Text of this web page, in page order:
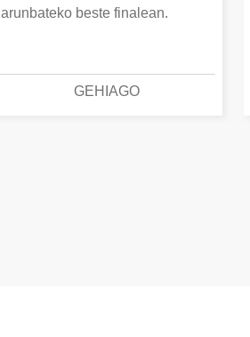
larunbateko beste finalean.
GEHIAGO